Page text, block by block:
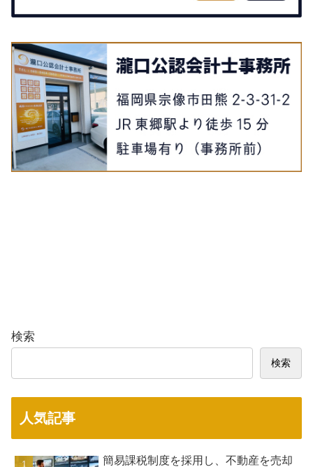
検索
検索
人気記事
簡易課税制度を採用し、不動産を売却